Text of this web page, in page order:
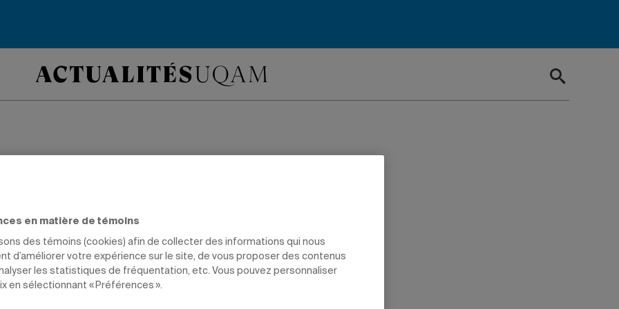
Portes ouvertes à
: un succès!
FONDATION DE L'UQAM SCIENCES
en matière de témoins
des témoins (cookies) afin de collecter des informations qui nous
d’améliorer votre expérience sur le site, de vous proposer des contenus
les statistiques de fréquentation, etc. Vous pouvez personnaliser
en sélectionnant « Préférences ».